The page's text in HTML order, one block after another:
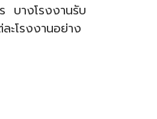
บางโรงงานรับ
โรงงานอย่าง